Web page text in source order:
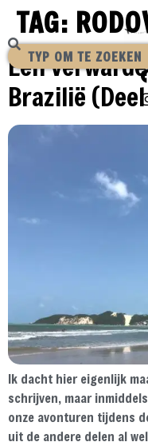
TAG:
Een
Brazilië
Ik dacht hier eigenlijk
schrijven, maar
onze avonturen tijdens
uit de andere delen al